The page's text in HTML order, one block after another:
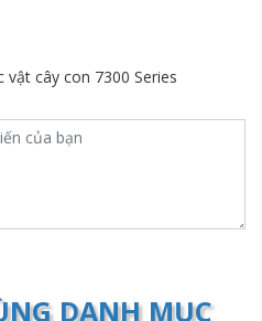
cây con 7300 Series
DANH MỤC